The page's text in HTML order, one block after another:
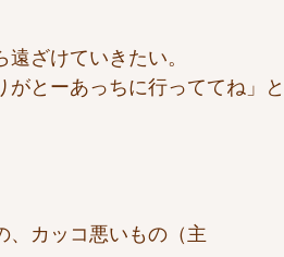
ざけていきたい。
とーあっちに行っててね」と
、カッコ悪いもの（主